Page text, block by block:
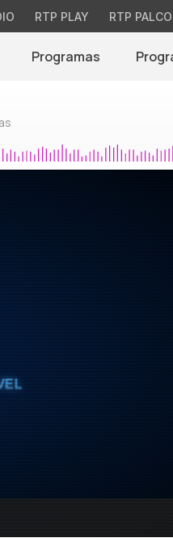
RTP PLAY RTP PALCO
Programas